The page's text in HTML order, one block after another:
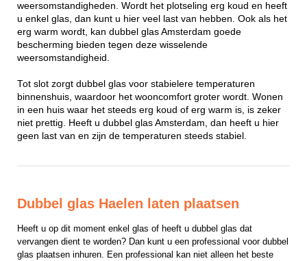
weersomstandigheden. Wordt het plotseling erg koud en heeft
u enkel glas, dan kunt u hier veel last van hebben. Ook als het
erg warm wordt, kan dubbel glas Amsterdam goede
bescherming bieden tegen deze wisselende
weersomstandigheid.
Tot slot zorgt dubbel glas voor stabielere temperaturen
binnenshuis, waardoor het wooncomfort groter wordt. Wonen
in een huis waar het steeds erg koud of erg warm is, is zeker
niet prettig. Heeft u dubbel glas Amsterdam, dan heeft u hier
geen last van en zijn de temperaturen steeds stabiel.
Dubbel glas Haelen laten plaatsen
Heeft u op dit moment enkel glas of heeft u dubbel glas dat
vervangen dient te worden? Dan kunt u een professional voor dubbel
glas plaatsen inhuren. Een professional kan niet alleen het beste